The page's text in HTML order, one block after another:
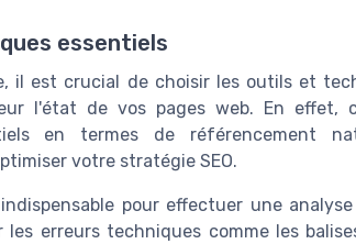
essentiels
il est crucial de choisir les outils et
l'état de vos pages web. En effet,
en termes de référencement
votre stratégie SEO.
pour effectuer une
erreurs techniques comme les